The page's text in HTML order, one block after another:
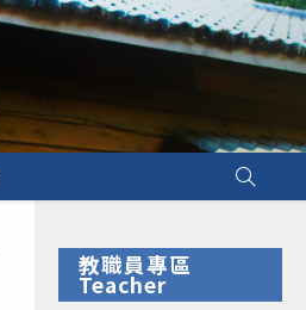
教職員專區
Teacher